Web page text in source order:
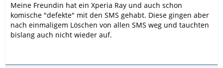
Meine Freundin hat ein Xperia Ray und auch schon
komische "defekte" mit den SMS gehabt. Diese gingen aber
nach einmaligem Löschen von allen SMS weg und tauchten
bislang auch nicht wieder auf.